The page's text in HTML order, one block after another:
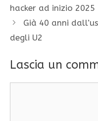
hacker ad inizio 2025
Già 40 anni
degli U2
Lascia un